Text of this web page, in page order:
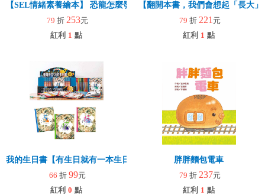
【SEL情緒素養繪本】 恐龍怎麼發脾氣？(二版)
79 折 253元
紅利 1 點
【翻開本書，我們會想起「長大
79 折 221 元
紅利 1 點
我的生日書【有生日就有一本生日書】2冊99元
66 折 99元
紅利 0 點
胖胖麵包電車
79 折 237元
紅利 1 點